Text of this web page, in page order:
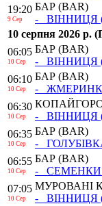
19:20
9 Сер
БАР (BAR)
- ВІННИЦЯ
10 серпня 2026 р.
06:05
10 Сер
БАР (BAR)
- ВІННИЦЯ
06:10
10 Сер
БАР (BAR)
-
06:30
10 Сер
- ВІННИЦЯ
06:35
10 Сер
БАР (BAR)
-
06:55
10 Сер
БАР (BAR)
- СЕМЕНКИ
07:05
10 Сер
МУРОВАНІ
- ВІННИЦЯ